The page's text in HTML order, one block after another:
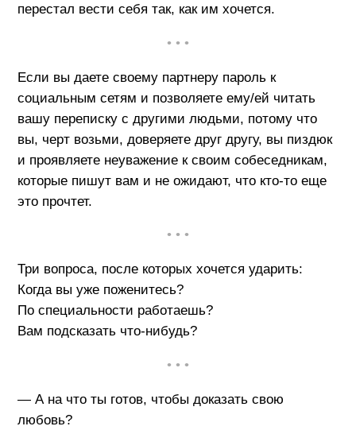
перестал вести себя так, как им хочется.
• • •
Если вы даете своему партнеру пароль к
социальным сетям и позволяете ему/ей читать
вашу переписку с другими людьми, потому что
вы, черт возьми, доверяете друг другу, вы пиздюк
и проявляете неуважение к своим собеседникам,
которые пишут вам и не ожидают, что кто-то еще
это прочтет.
• • •
Три вопроса, после которых хочется ударить:
Когда вы уже поженитесь?
По специальности работаешь?
Вам подсказать что-нибудь?
• • •
— А на что ты готов, чтобы доказать свою
любовь?